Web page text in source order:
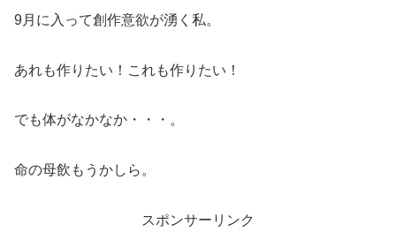
9月に入って創作意欲が湧く私。
あれも作りたい！これも作りたい！
でも体がなかなか・・・。
命の母飲もうかしら。
スポンサーリンク